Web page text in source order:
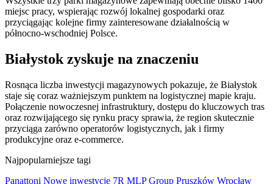
miejsc pracy, wspierając rozwój lokalnej gospodarki oraz
przyciągając kolejne firmy zainteresowane działalnością w
północno-wschodniej Polsce.
Białystok zyskuje na znaczeniu
Rosnąca liczba inwestycji magazynowych pokazuje, że Białystok
staje się coraz ważniejszym punktem na logistycznej mapie kraju.
Połączenie nowoczesnej infrastruktury, dostępu do kluczowych tras
oraz rozwijającego się rynku pracy sprawia, że region skutecznie
przyciąga zarówno operatorów logistycznych, jak i firmy
produkcyjne oraz e-commerce.
Najpopularniejsze tagi
Panattoni Nowe inwestycje 7R MLP Group Pruszków Wrocław